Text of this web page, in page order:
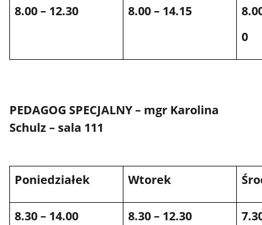
8.00 – 12.30 8.00 – 14.15
0
PEDAGOG SPECJALNY – mgr Karolina
Schulz – sala 111
Poniedziałek Wtorek
8.30 – 14.00 8.30 – 12.30